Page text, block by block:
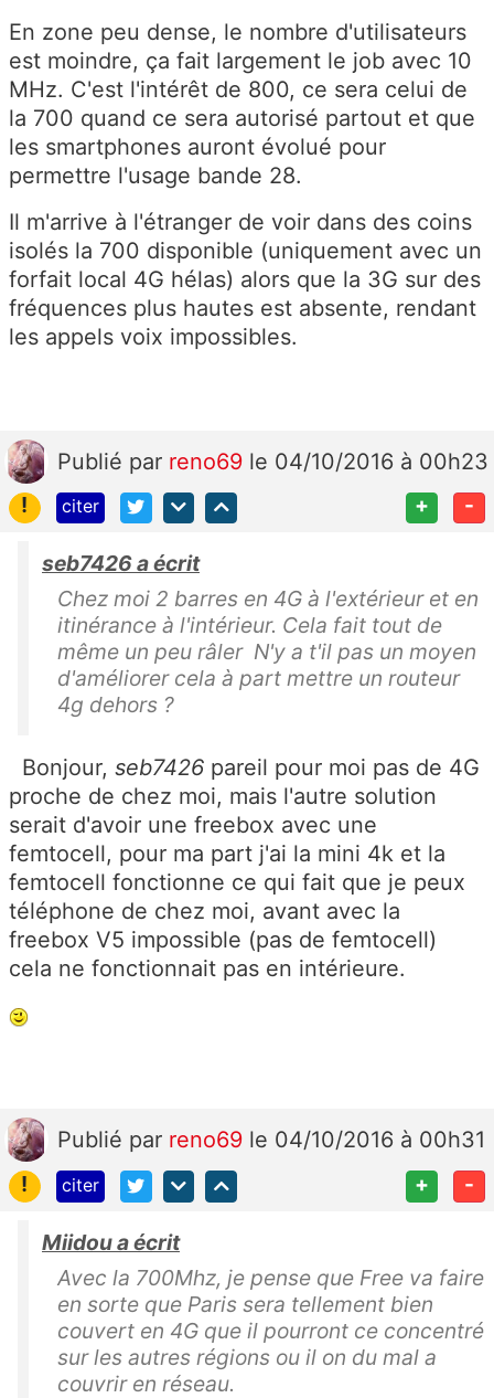
En zone peu dense, le nombre d'utilisateurs
est moindre, ça fait largement le job avec 10
MHz. C'est l'intérêt de 800, ce sera celui de
la 700 quand ce sera autorisé partout et que
les smartphones auront évolué pour
permettre l'usage bande 28.
Il m'arrive à l'étranger de voir dans des coins
isolés la 700 disponible (uniquement avec un
forfait local 4G hélas) alors que la 3G sur des
fréquences plus hautes est absente, rendant
les appels voix impossibles.
Publié par reno69 le 04/10/2016 à 00h23
!
citer + -
seb7426 a écrit
Chez moi 2 barres en 4G à l'extérieur et en
itinérance à l'intérieur. Cela fait tout de
même un peu râler N'y a t'il pas un moyen
d'améliorer cela à part mettre un routeur
4g dehors ?
Bonjour, seb7426 pareil pour moi pas de 4G
proche de chez moi, mais l'autre solution
serait d'avoir une freebox avec une
femtocell, pour ma part j'ai la mini 4k et la
femtocell fonctionne ce qui fait que je peux
téléphone de chez moi, avant avec la
freebox V5 impossible (pas de femtocell)
cela ne fonctionnait pas en intérieure.
Publié par reno69 le 04/10/2016 à 00h31
!
citer + -
Miidou a écrit
Avec la 700Mhz, je pense que Free va faire
en sorte que Paris sera tellement bien
couvert en 4G que il pourront ce concentré
sur les autres régions ou il on du mal a
couvrir en réseau.